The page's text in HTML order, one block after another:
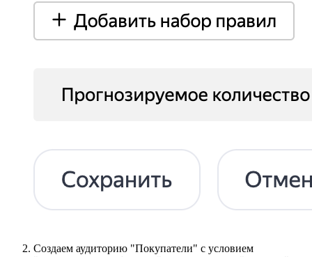
Создаем аудиторию "Покупатели" с условием